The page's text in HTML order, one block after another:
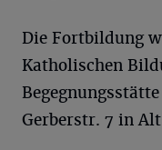
Die Fortbildung
Katholischen
Gerberstr. 7 in